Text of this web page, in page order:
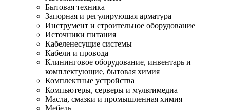
Бытовая техника
Запорная и регулирующая арматура
Инструмент и строительное оборудование
Источники питания
Кабеленесущие системы
Кабели и провода
Клининговое оборудование, инвентарь и
комплектующие, бытовая химия
Комплектные устройства
Компьютеры, серверы и мультимедиа
Масла, смазки и промышленная химия